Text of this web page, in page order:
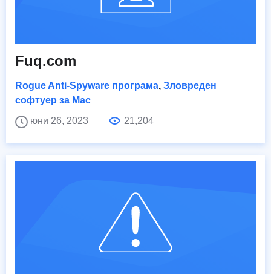
Fuq.com
Rogue Anti-Spyware програма, Зловреден
софтуер за Mac
юни 26, 2023
21,204